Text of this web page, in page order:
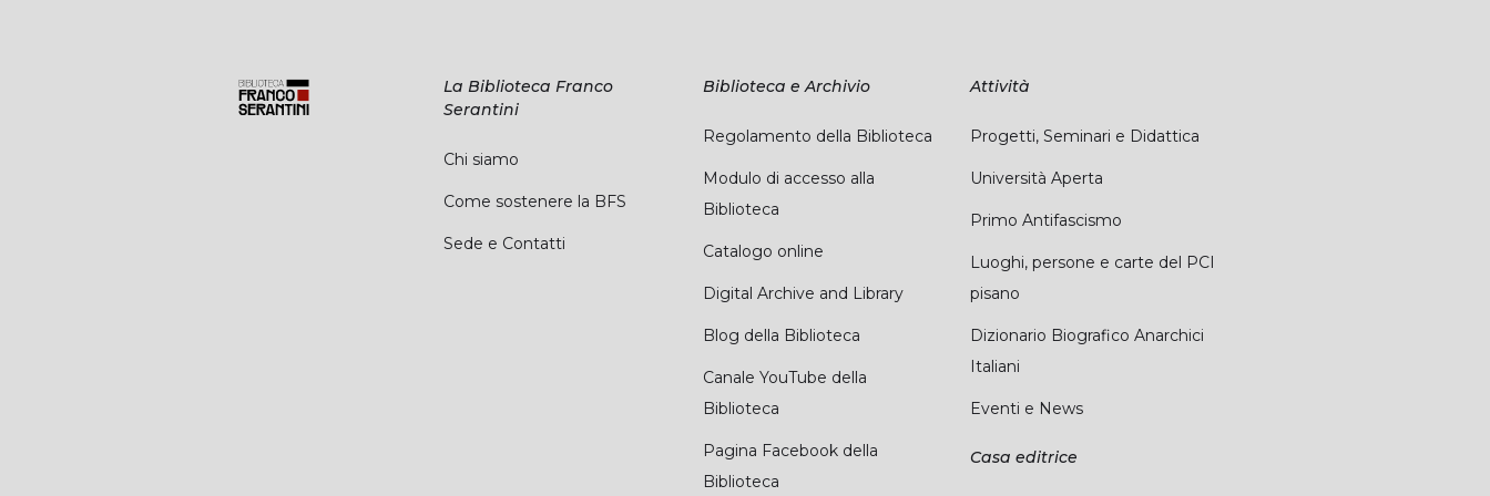
La Biblioteca Franco
Serantini
Chi siamo
Come sostenere la BFS
Sede e Contatti
Biblioteca e Archivio
Regolamento della Biblioteca
Modulo di accesso alla
Biblioteca
Catalogo online
Digital Archive and Library
Blog della Biblioteca
Canale YouTube della
Biblioteca
Pagina Facebook della
Biblioteca
Attività
Progetti, Seminari e Didattica
Università Aperta
Primo Antifascismo
Luoghi, persone e carte del PCI
pisano
Dizionario Biografico Anarchici
Italiani
Eventi e News
Casa editrice